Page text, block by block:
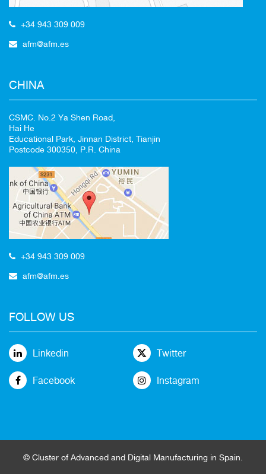
+34 943 309 009
afm@afm.es
CHINA
CSMC. No.2 Ya Shen Road,
Hai He
Educational Park, Jinnan District, Tianjin
Postcode 300350, P.R. China
+34 943 309 009
afm@afm.es
FOLLOW US
Linkedin Twitter
Facebook Instagram
© Cluster of Advanced and Digital Manufacturing in Spain.